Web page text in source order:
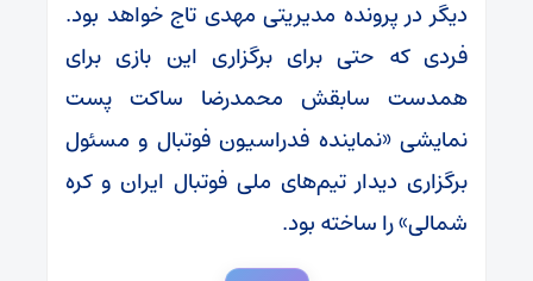
دیگر در پرونده مدیریتی مهدی تاج خواهد بود.
فردی که حتی برای برگزاری این بازی برای
همدست سابقش محمدرضا ساکت پست
نمایشی «نماینده فدراسیون فوتبال و مسئول
برگزاری دیدار تیم‌های ملی فوتبال ایران و کره
شمالی» را ساخته بود.